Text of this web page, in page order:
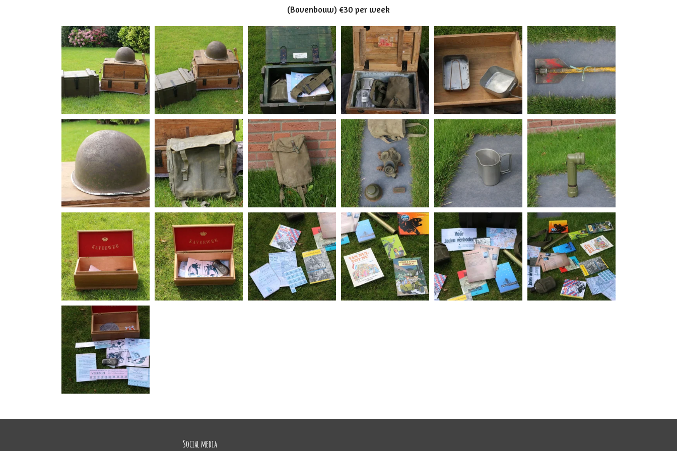
(Bovenbouw) €30 per week
Social media